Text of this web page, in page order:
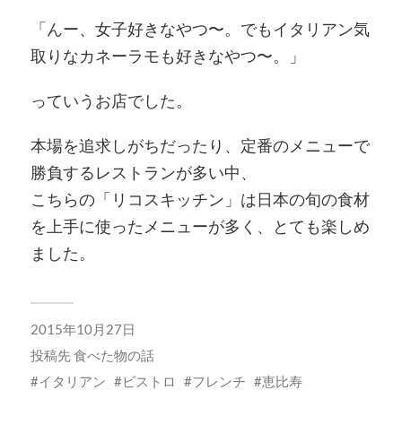
「んー、女子好きなやつ〜。でもイタリアン気
取りなカネーラモも好きなやつ〜。」
っていうお店でした。
本場を追求しがちだったり、定番のメニューで
勝負するレストランが多い中、
こちらの「リコスキッチン」は日本の旬の食材
を上手に使ったメニューが多く、とても楽しめ
ました。
2015年10月27日
投稿先食べた物の話
イタリアン
ビストロ フレンチ 恵比寿